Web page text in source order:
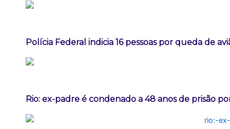
Polícia Federal indicia 16 pessoas por queda de
Rio: ex-padre é condenado a 48 anos de prisão